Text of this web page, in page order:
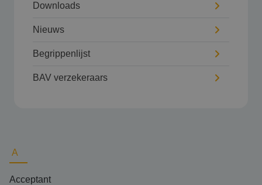
Downloads
Nieuws
Begrippenlijst
BAV verzekeraars
A
Acceptant